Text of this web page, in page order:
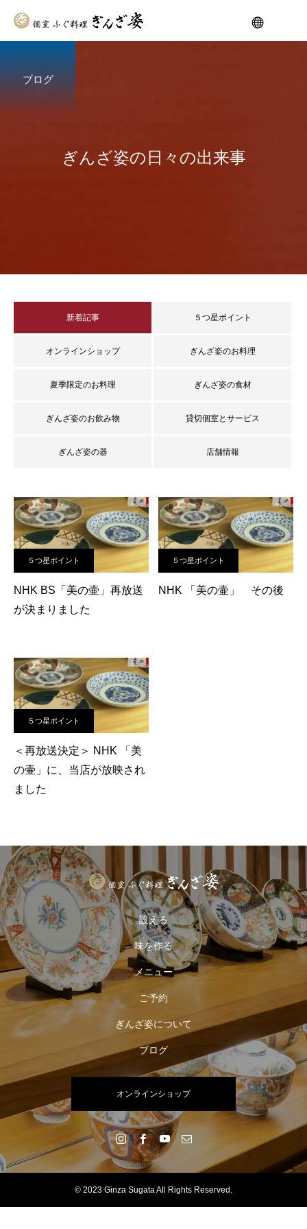
ブログ
ぎん ざ姿の 日 々 の出来事
新着記事 ５つ星ポイント
オンラインショップ ぎんざ姿のお料理
夏季限定のお料理 ぎんざ姿の食材
ぎんざ姿のお飲み物 貸切個室とサービス
ぎんざ姿の器 店舗情報
５つ星ポイント
NHK BS「美の壷」再放送
が決まりました
５つ星ポイント
NHK 「美の壷」 その後
５つ星ポイント
＜再放送決定＞ NHK 「美
の壷」に、当店が放映され
ました
設える
味を作る
メニュー
ご予約
ぎんざ姿について
ブログ
オンラインショップ
© 2023 Ginza Sugata All Rights Reserved.